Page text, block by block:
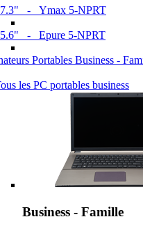
- Ymax 5-NPRT
- Epure 5-NPRT
les PC portables business
Business - Famille